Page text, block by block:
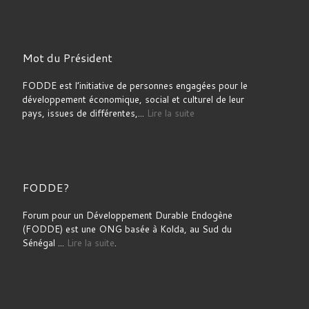
Mot du Président
FODDE est l’initiative de personnes engagées pour le
développement économique, social et culturel de leur
pays, issues de différentes,... Lire la suite
FODDE?
Forum pour un Développement Durable Endogène
(FODDE) est une ONG basée à Kolda, au Sud du
Sénégal ... Lire la suite.